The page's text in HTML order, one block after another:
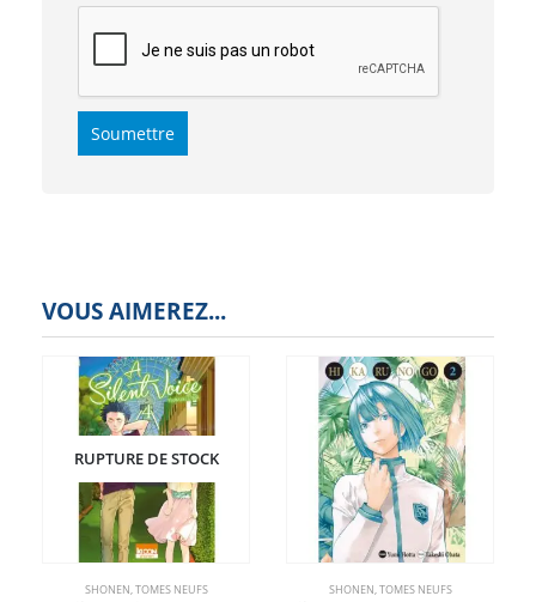
VOUS AIMEREZ...
RUPTURE DE STOCK
SHONEN,TOMES NEUFS SHONEN,TOMES NEUFS